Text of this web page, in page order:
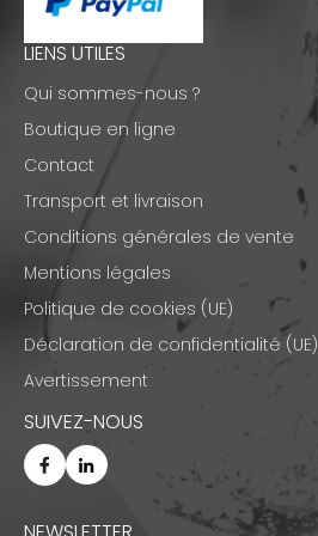
LIENS UTILES
Qui sommes-nous ?
Boutique en ligne
Contact
Transport et livraison
Conditions générales de vente
Mentions légales
Politique de cookies (UE)
Déclaration de confidentialité (UE)
Avertissement
SUIVEZ-NOUS